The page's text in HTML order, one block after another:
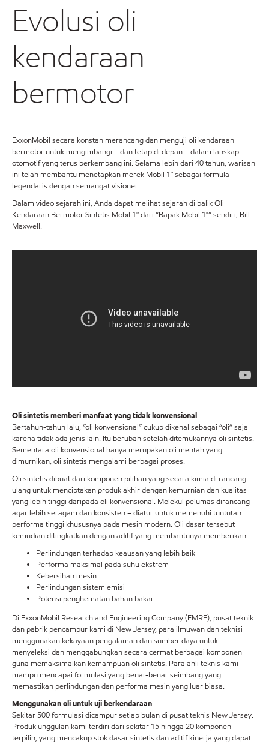
Evolusi oli
kendaraan
bermotor
ExxonMobil secara konstan merancang dan menguji oli kendaraan
bermotor untuk mengimbangi – dan tetap di depan – dalam lanskap
otomotif yang terus berkembang ini. Selama lebih dari 40 tahun, warisan
ini telah membantu menetapkan merek Mobil 1™ sebagai formula
legendaris dengan semangat visioner.
Dalam video sejarah ini, Anda dapat melihat sejarah di balik Oli
Kendaraan Bermotor Sintetis Mobil 1™ dari “Bapak Mobil 1™” sendiri, Bill
Maxwell.
Oli sintetis memberi manfaat yang tidak konvensional
Bertahun-tahun lalu, “oli konvensional” cukup dikenal sebagai “oli” saja
karena tidak ada jenis lain. Itu berubah setelah ditemukannya oli sintetis.
Sementara oli konvensional hanya merupakan oli mentah yang
dimurnikan, oli sintetis mengalami berbagai proses.
Oli sintetis dibuat dari komponen pilihan yang secara kimia di rancang
ulang untuk menciptakan produk akhir dengan kemurnian dan kualitas
yang lebih tinggi daripada oli konvensional. Molekul pelumas dirancang
agar lebih seragam dan konsisten – diatur untuk memenuhi tuntutan
performa tinggi khususnya pada mesin modern. Oli dasar tersebut
kemudian ditingkatkan dengan aditif yang membantunya memberikan:
Perlindungan terhadap keausan yang lebih baik
Performa maksimal pada suhu ekstrem
Kebersihan mesin
Perlindungan sistem emisi
Potensi penghematan bahan bakar
Di ExxonMobil Research and Engineering Company (EMRE), pusat teknik
dan pabrik pencampur kami di New Jersey, para ilmuwan dan teknisi
menggunakan kekayaan pengalaman dan sumber daya untuk
menyeleksi dan menggabungkan secara cermat berbagai komponen
guna memaksimalkan kemampuan oli sintetis. Para ahli teknis kami
mampu mencapai formulasi yang benar-benar seimbang yang
memastikan perlindungan dan performa mesin yang luar biasa.
Menggunakan oli untuk uji berkendaraan
Sekitar 500 formulasi dicampur setiap bulan di pusat teknis New Jersey.
Produk unggulan kami terdiri dari sekitar 15 hingga 20 komponen
terpilih, yang mencakup stok dasar sintetis dan aditif kinerja yang dapat